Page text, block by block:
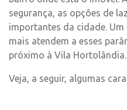
segurança, as opções de
importantes da cidade.
mais atendem a esses
próximo à Vila Hortolândia.
Veja, a seguir, algumas